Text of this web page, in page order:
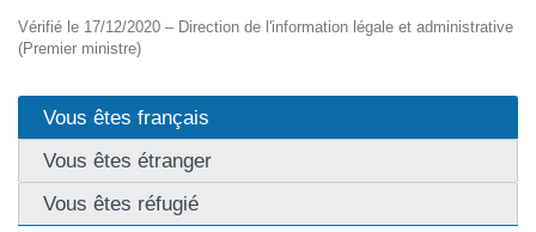
Vérifié le 17/12/2020 – Direction de l'information légale et administrative
(Premier ministre)
Vous êtes français
Vous êtes étranger
Vous êtes réfugié